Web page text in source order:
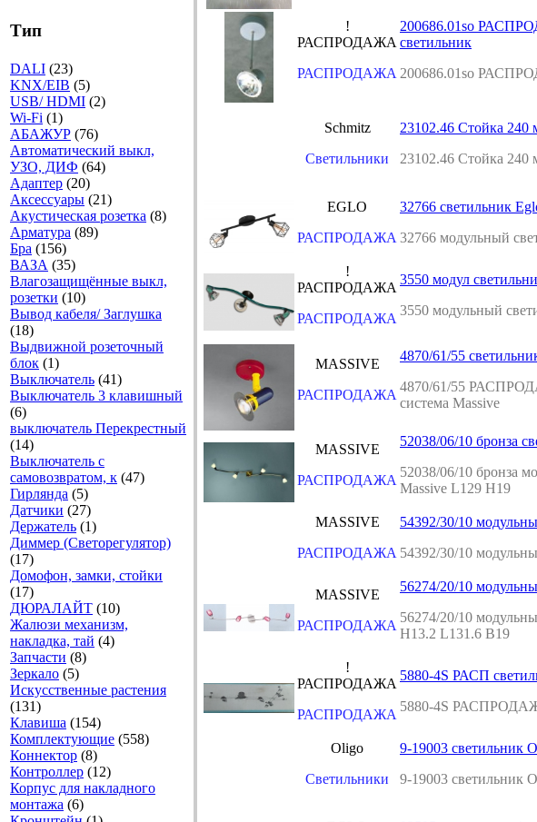
Тип
DALI (23)
KNX/EIB (5)
USB/ HDMI (2)
Wi-Fi (1)
АБАЖУР (76)
Автоматический выкл,
УЗО, ДИФ (64)
Адаптер (20)
Аксесcуары (21)
Акустическая розетка (8)
Арматура (89)
Бра (156)
ВАЗА (35)
Влагозащищённые выкл,
розетки (10)
Вывод кабеля/ Заглушка
(18)
Выдвижной розеточный
блок (1)
Выключатель (41)
Выключатель 3 клавишный
(6)
выключатель Перекрестный
(14)
Выключатель с
самовозвратом, к (47)
Гирлянда (5)
Датчики (27)
Держатель (1)
Диммер (Светорегулятор)
(17)
Домофон, замки, стойки
(17)
ДЮРАЛАЙТ (10)
Жалюзи механизм,
накладка, тай (4)
Запчасти (8)
Зеркало (5)
Искусственные растения
(131)
Клавиша (154)
Комплектующие (558)
Коннектор (8)
Контроллер (12)
Корпус для накладного
монтажа (6)
!
РАСПРОДАЖА
РАСПРОДАЖА
200686.01so
светильник
200686.01so
Schmitz
Светильники
23102.46 Стойка 240
23102.46 Стойка 240
EGLO
РАСПРОДАЖА
32766 светильник
32766 модульный
!
РАСПРОДАЖА
РАСПРОДАЖА
3550 модул
3550 модульный
MASSIVE
РАСПРОДАЖА
4870/61/55
4870/61/55
система Massive
MASSIVE
РАСПРОДАЖА
52038/06/10 бронза
52038/06/10 бронза
Massive L129 H19
MASSIVE
РАСПРОДАЖА
54392/30/10
54392/30/10
MASSIVE
РАСПРОДАЖА
56274/20/10
56274/20/10
H13.2 L131.6 B19
!
РАСПРОДАЖА
РАСПРОДАЖА
5880-4S РАСП
5880-4S
Oligo
Светильники
9-19003 светильник
9-19003 светильник